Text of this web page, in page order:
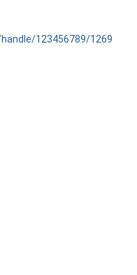
123456789/1269